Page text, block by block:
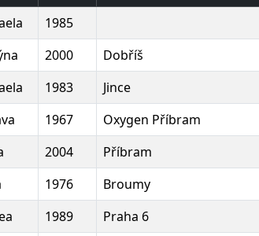
1985
2000 Dobříš
1983 Jince
1967 Oxygen Příbram
2004 Příbram
1976 Broumy
1989 Praha 6